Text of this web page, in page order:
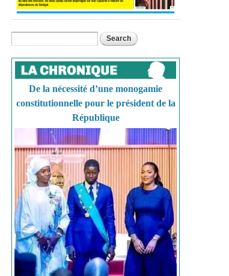
Search form
De la nécessité d’une monogamie
constitutionnelle pour le président de la
République